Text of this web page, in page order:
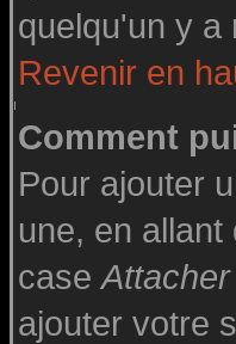
quelqu'un y a
Revenir en
Comment
Pour ajouter
une, en
case
ajouter votre